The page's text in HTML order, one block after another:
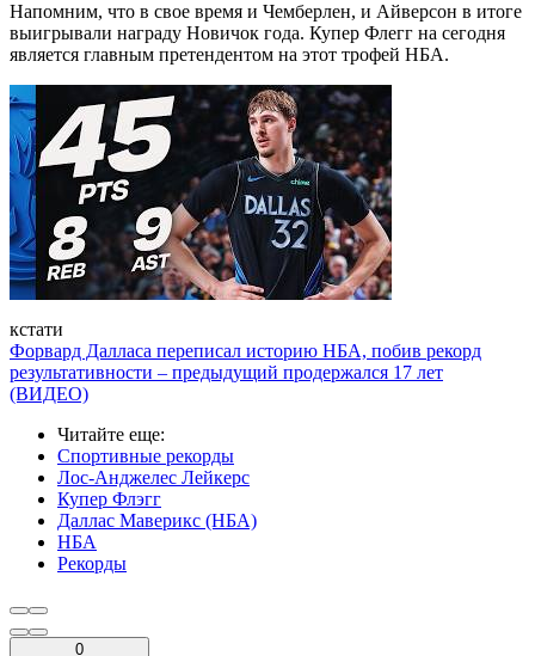
Напомним, что в свое время и Чемберлен, и Айверсон в итоге
выигрывали награду Новичок года. Купер Флегг на сегодня
является главным претендентом на этот трофей НБА.
кстати
Форвард Далласа переписал историю НБА, побив рекорд
результативности – предыдущий продержался 17 лет
(ВИДЕО)
Читайте еще:
Спортивные рекорды
Лос-Анджелес Лейкерс
Купер Флэгг
Даллас Маверикс (НБА)
НБА
Рекорды
0